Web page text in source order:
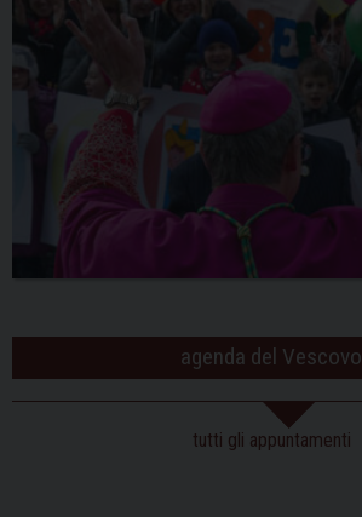
agenda del Vescovo
tutti gli appuntamenti